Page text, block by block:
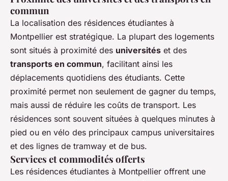
commun
La localisation des résidences étudiantes à
Montpellier est stratégique. La plupart des logements
sont situés à proximité des universités et des
transports en commun, facilitant ainsi les
déplacements quotidiens des étudiants. Cette
proximité permet non seulement de gagner du temps,
mais aussi de réduire les coûts de transport. Les
résidences sont souvent situées à quelques minutes à
pied ou en vélo des principaux campus universitaires
et des lignes de tramway et de bus.
Services et commodités offerts
Les résidences étudiantes à Montpellier offrent une